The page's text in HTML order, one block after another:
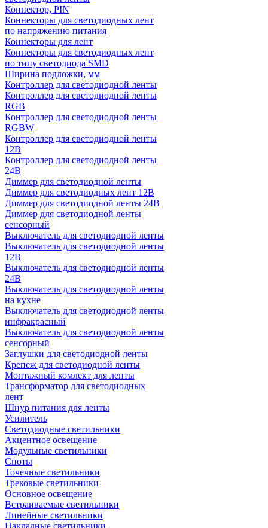
Коннектор, PIN
Коннекторы для светодиодных лент
по напряжению питания
Коннекторы для лент
Коннекторы для светодиодных лент
по типу светодиода SMD
Ширина подложки, мм
Контроллер для светодиодной ленты
Контроллер для светодиодной ленты
RGB
Контроллер для светодиодной ленты
RGBW
Контроллер для светодиодной ленты
12В
Контроллер для светодиодной ленты
24В
Диммер для светодиодной ленты
Диммер для светодиодных лент 12В
Диммер для светодиодной ленты 24В
Диммер для светодиодной ленты
сенсорный
Выключатель для светодиодной ленты
Выключатель для светодиодной ленты
12В
Выключатель для светодиодной ленты
24В
Выключатель для светодиодной ленты
на кухне
Выключатель для светодиодной ленты
инфракрасный
Выключатель для светодиодной ленты
сенсорный
Заглушки для светодиодной ленты
Крепеж для светодиодной ленты
Монтажный комлект для ленты
Трансформатор для светодиодных
лент
Шнур питания для ленты
Усилитель
Светодиодные светильники
Акцентное освещение
Модульные светильники
Споты
Точечные светильники
Трековые светильники
Основное освещение
Встраиваемые светильники
Линейные светильники
Накладные светильники